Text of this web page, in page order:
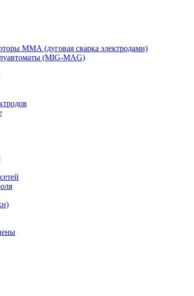
ММА (дуговая сварка электродами)
(MIG-MAG)